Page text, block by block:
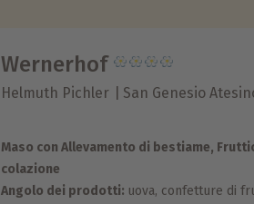
Wernerhof
Helmuth Pichler San Genesio
Maso con Allevamento di bestiame,
colazione
Angolo dei prodotti: uova, confetture di